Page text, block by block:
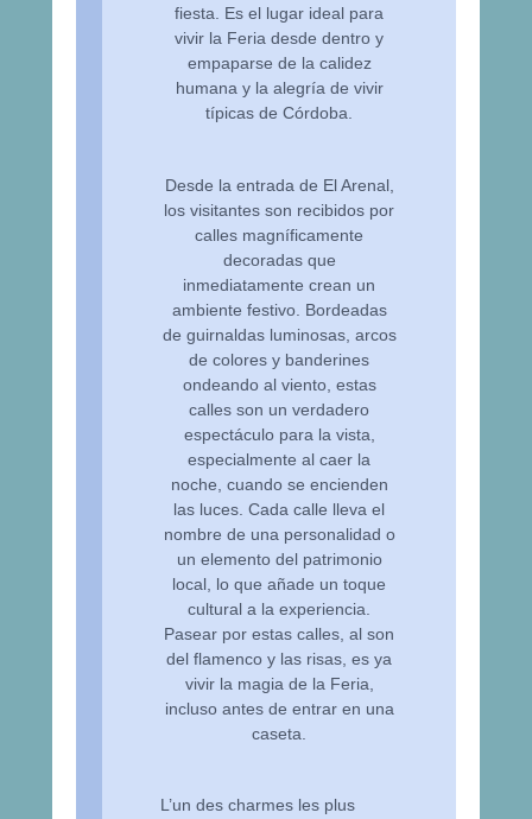
fiesta. Es el lugar ideal para
vivir la Feria desde dentro y
empaparse de la calidez
humana y la alegría de vivir
típicas de Córdoba.
Desde la entrada de El Arenal,
los visitantes son recibidos por
calles magníficamente
decoradas que
inmediatamente crean un
ambiente festivo. Bordeadas
de guirnaldas luminosas, arcos
de colores y banderines
ondeando al viento, estas
calles son un verdadero
espectáculo para la vista,
especialmente al caer la
noche, cuando se encienden
las luces. Cada calle lleva el
nombre de una personalidad o
un elemento del patrimonio
local, lo que añade un toque
cultural a la experiencia.
Pasear por estas calles, al son
del flamenco y las risas, es ya
vivir la magia de la Feria,
incluso antes de entrar en una
caseta.
L’un des charmes les plus